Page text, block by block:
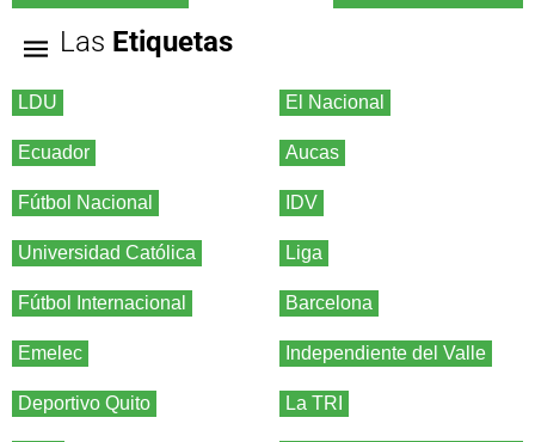
Las Etiquetas
LDU El Nacional
Ecuador Aucas
Fútbol Nacional IDV
Universidad Católica Liga
Fútbol Internacional Barcelona
Emelec Independiente del Valle
Deportivo Quito La TRI